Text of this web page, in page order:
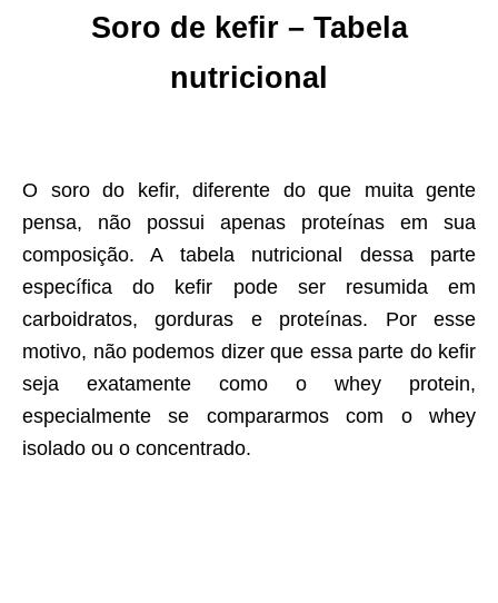
Soro de kefir – Tabela
nutricional
O soro do kefir, diferente do que muita gente
pensa, não possui apenas proteínas em sua
composição. A tabela nutricional dessa parte
específica do kefir pode ser resumida em
carboidratos, gorduras e proteínas. Por esse
motivo, não podemos dizer que essa parte do kefir
seja exatamente como o whey protein,
especialmente se compararmos com o whey
isolado ou o concentrado.